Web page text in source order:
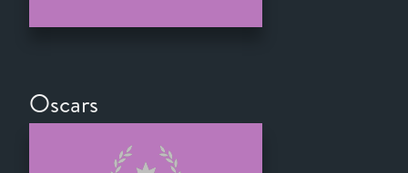
Oscars